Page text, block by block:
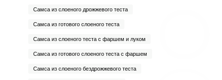
Самса из слоеного дрожжевого теста
Самса из готового слоеного теста
Самса из слоеного теста с фаршем и луком
Самса из готового слоеного теста с фаршем
Самса из слоеного бездрожжевого теста